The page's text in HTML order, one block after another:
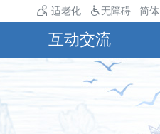
适老化 无障碍 简体
互动交流